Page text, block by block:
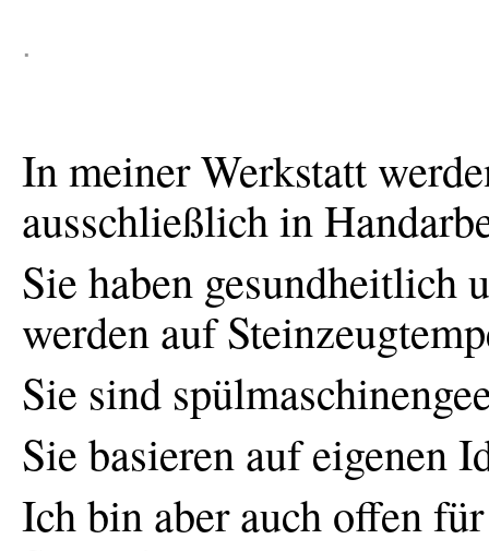
.
In meiner Werkstatt
ausschließlich in
Sie haben gesundheitlich
werden auf
Sie sind
Sie basieren auf eigenen
Ich bin aber auch offen